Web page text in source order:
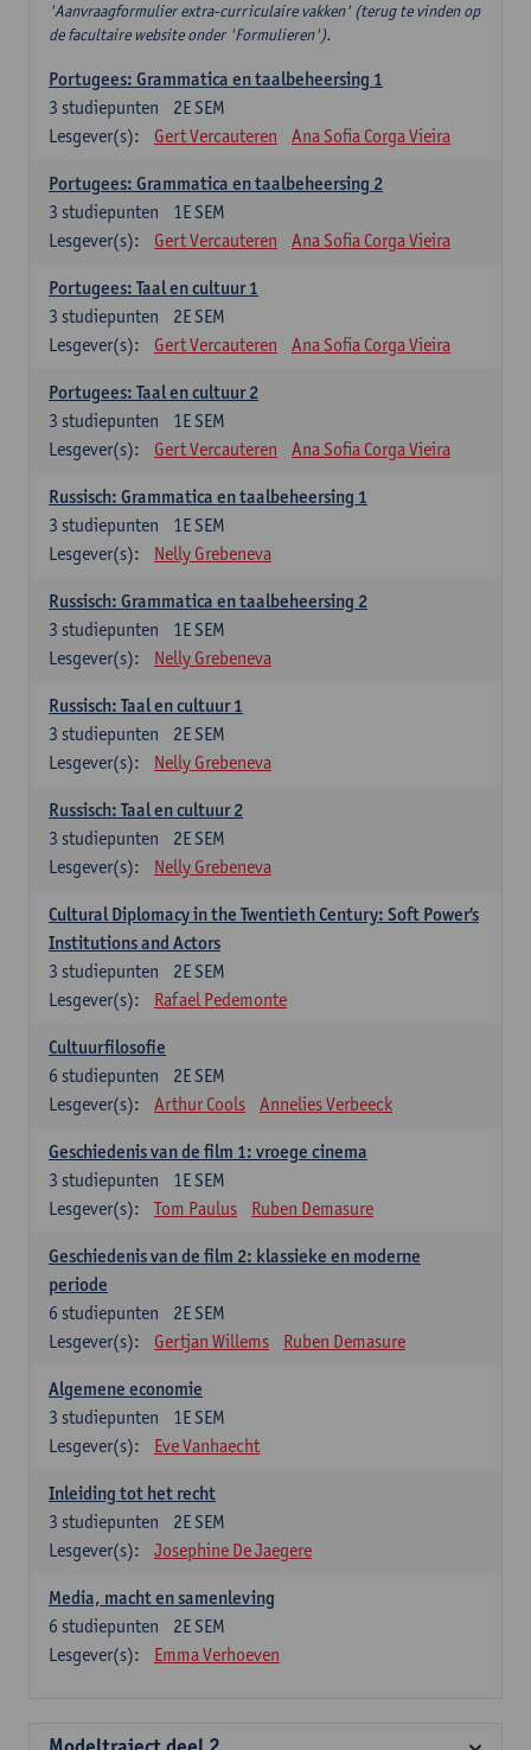
'Aanvraagformulier extra-curriculaire vakken' (terug te vinden op
de facultaire website onder 'Formulieren').
Portugees: Grammatica en taalbeheersing 1
2E SEM
3 studiepunten
Lesgever(s):
Gert Vercauteren Ana Sofia Corga Vieira
Portugees: Grammatica en taalbeheersing 2
1E SEM
3 studiepunten
Lesgever(s):
Gert Vercauteren Ana Sofia Corga Vieira
Portugees: Taal en cultuur 1
2E SEM
3 studiepunten
Lesgever(s):
Gert Vercauteren Ana Sofia Corga Vieira
Portugees: Taal en cultuur 2
1E SEM
3 studiepunten
Lesgever(s):
Gert Vercauteren Ana Sofia Corga Vieira
Russisch: Grammatica en taalbeheersing 1
1E SEM
3 studiepunten
Lesgever(s):
Nelly Grebeneva
Russisch: Grammatica en taalbeheersing 2
1E SEM
3 studiepunten
Lesgever(s):
Nelly Grebeneva
Russisch: Taal en cultuur 1
2E SEM
3 studiepunten
Lesgever(s):
Nelly Grebeneva
Russisch: Taal en cultuur 2
2E SEM
3 studiepunten
Lesgever(s):
Nelly Grebeneva
Cultural Diplomacy in the Twentieth Century: Soft Power's
Institutions and Actors
2E SEM
3 studiepunten
Lesgever(s):
Rafael Pedemonte
Cultuurfilosofie
2E SEM
6 studiepunten
Lesgever(s):
Arthur Cools Annelies Verbeeck
Geschiedenis van de film 1: vroege cinema
1E SEM
3 studiepunten
Lesgever(s):
Tom Paulus Ruben Demasure
Geschiedenis van de film 2: klassieke en moderne
periode
2E SEM
6 studiepunten
Lesgever(s):
Gertjan Willems Ruben Demasure
Algemene economie
1E SEM
3 studiepunten
Lesgever(s):
Eve Vanhaecht
Inleiding tot het recht
2E SEM
3 studiepunten
Lesgever(s):
Josephine De Jaegere
Media, macht en samenleving
2E SEM
6 studiepunten
Lesgever(s):
Emma Verhoeven